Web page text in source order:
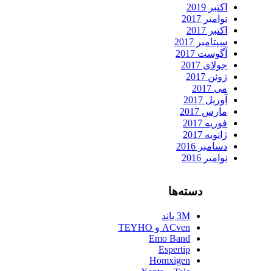
سپتامبر 2017
آگوست 2017
مارس 2017
دسامبر 2016
ACven و TEYHO
Emo Band
Espertip
Homxigen